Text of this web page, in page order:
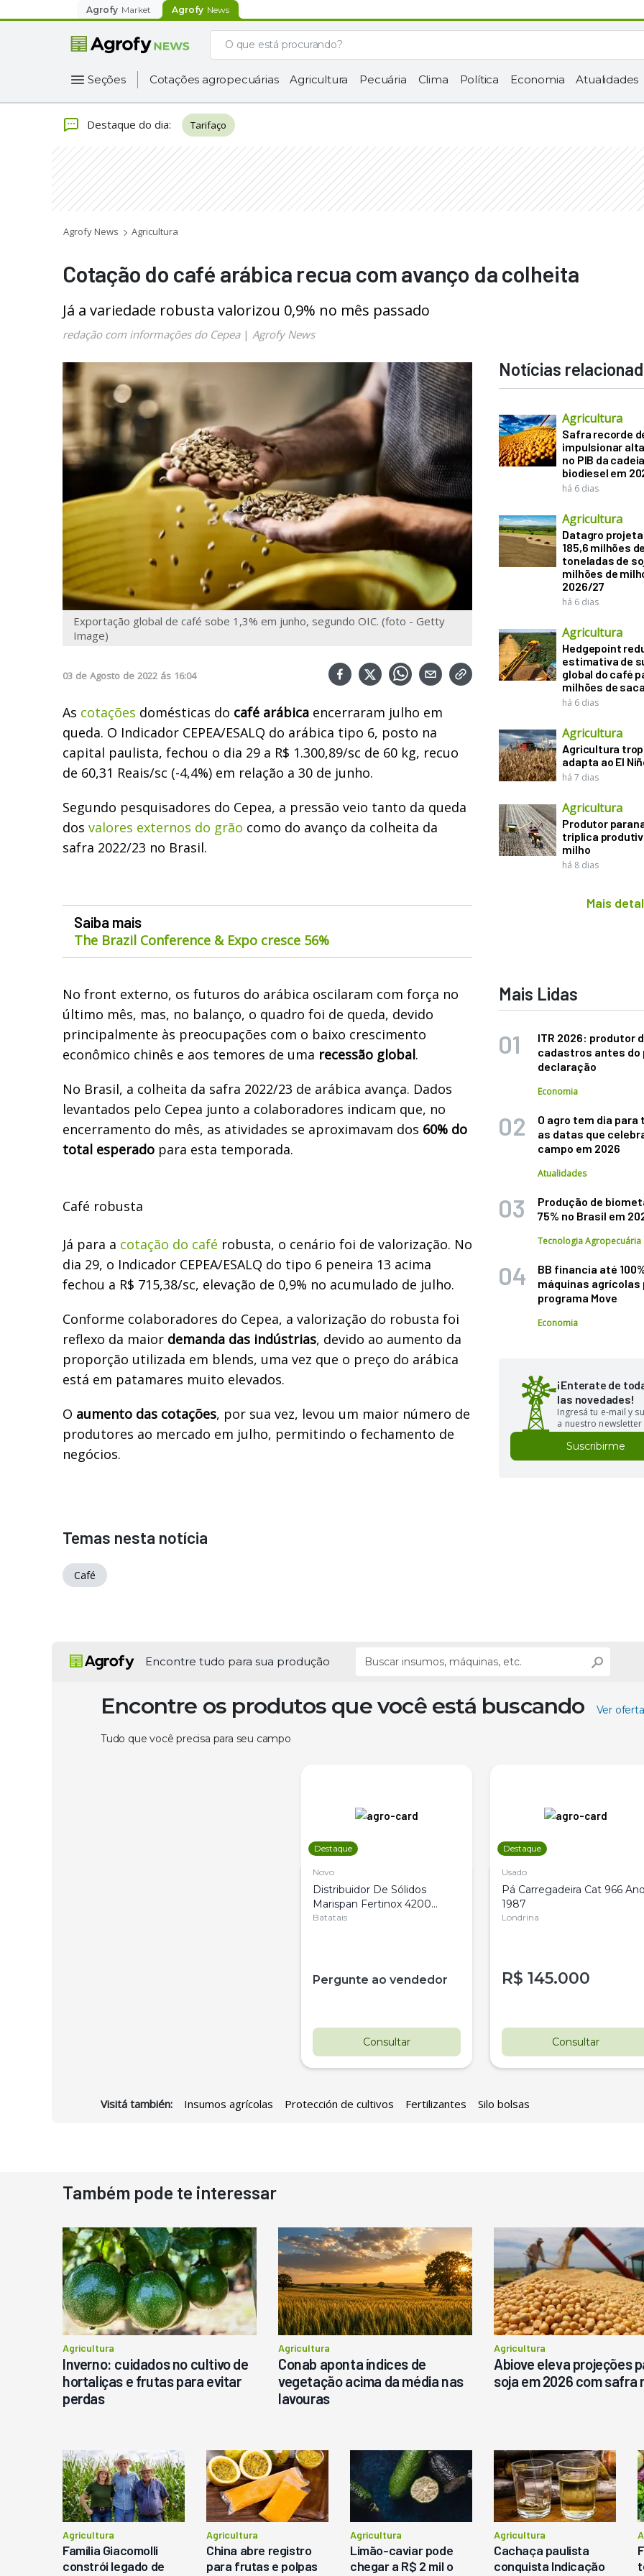
Agrofy Market Agrofy News
Seções Cotações agropecuárias Agricultura Pecuária Clima Política Economia Atualidades
Destaque do dia: Tarifaço
Agrofy News Agricultura
Cotação do café arábica recua com avanço da colheita
Já a variedade robusta valorizou 0,9% no mês passado
redação com informações do Cepea| Agrofy News
Exportação global de café sobe 1,3% em junho, segundo OIC. (foto - Getty
Image)
03 de Agosto de 2022 ás 16:04
As cotações domésticas do café arábica encerraram julho em
queda. O Indicador CEPEA/ESALQ do arábica tipo 6, posto na
capital paulista, fechou o dia 29 a R$ 1.300,89/sc de 60 kg, recuo
de 60,31 Reais/sc (-4,4%) em relação a 30 de junho.
Segundo pesquisadores do Cepea, a pressão veio tanto da queda
dos valores externos do grão como do avanço da colheita da
safra 2022/23 no Brasil.
Saiba mais
The Brazil Conference & Expo cresce 56%
No front externo, os futuros do arábica oscilaram com força no
último mês, mas, no balanço, o quadro foi de queda, devido
principalmente às preocupações com o baixo crescimento
econômico chinês e aos temores de uma recessão global.
No Brasil, a colheita da safra 2022/23 de arábica avança. Dados
levantados pelo Cepea junto a colaboradores indicam que, no
encerramento do mês, as atividades se aproximavam dos 60% do
total esperado para esta temporada.
Café robusta
Já para a cotação do café robusta, o cenário foi de valorização. No
dia 29, o Indicador CEPEA/ESALQ do tipo 6 peneira 13 acima
fechou a R$ 715,38/sc, elevação de 0,9% no acumulado de julho.
Conforme colaboradores do Cepea, a valorização do robusta foi
reflexo da maior demanda das indústrias, devido ao aumento da
proporção utilizada em blends, uma vez que o preço do arábica
está em patamares muito elevados.
O aumento das cotações, por sua vez, levou um maior número de
produtores ao mercado em julho, permitindo o fechamento de
negócios.
Notícias
Agricultura
Safra recorde
impulsionar
no PIB da
biodiesel em
há 6 dias
Agricultura
Datagro
185,6 milhões
toneladas de
milhões de
2026/27
há 6 dias
Agricultura
Hedgepoint
estimativa de
global do café
milhões de
há 6 dias
Agricultura
Agricultura
adapta ao El
há 7 dias
Agricultura
Produtor
triplica
milho
há 8 dias
Mais
Mais Lidas
ITR 2026: produtor
cadastros antes do
declaração
Economia
O agro tem dia para
as datas que
campo em 2026
Atualidades
Produção de
75% no Brasil em
Tecnologia Agropecuária
BB financia até
máquinas agrícolas
programa Move
Economia
¡Enterate de
las novedades!
Ingresá tu e-mail y
a nuestro newsletter
Suscribirme
Temas nesta notícia
Café
Encontre tudo para sua produção
Encontre os produtos que você está buscando Ver
Tudo que você precisa para seu campo
Destaque
Novo
Distribuidor De Sólidos
Marispan Fertinox 4200
Citrus
Batatais
Pergunte ao vendedor
Consultar
Destaque
Usado
Pá Carregadeira Cat 966
1987
Londrina
R$ 145.000
Consultar
Marispan Fertinox 4200
Citrus
Batatais
Pergunte ao vendedor
Consultar
1987
Londrina
R$ 145.000
Consultar
Visitá también: Insumos agrícolas Protección de cultivos Fertilizantes Silo bolsas
Também pode te interessar
Agricultura
Inverno: cuidados no cultivo de
hortaliças e frutas para evitar
perdas
Agricultura
Conab aponta índices de
vegetação acima da média nas
lavouras
Agricultura
Abiove eleva projeções
soja em 2026 com safra
Agricultura
Família Giacomolli
constrói legado de
Agricultura
China abre registro
para frutas e polpas
Agricultura
Limão-caviar pode
chegar a R$ 2 mil o
Agricultura
Cachaça paulista
conquista Indicação